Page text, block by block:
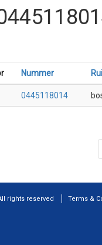
Nummer
0445118014
rights reserved Terms &